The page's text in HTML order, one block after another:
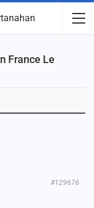
France Le
#129676